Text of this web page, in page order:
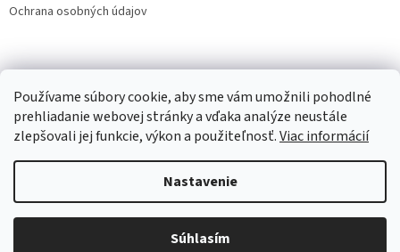
Používame súbory cookie, aby sme vám umožnili pohodlné
prehliadanie webovej stránky a vďaka analýze neustále
zlepšovali jej funkcie, výkon a použiteľnosť.Viac informácií
Nastavenie
Súhlasím
Ochrana osobných údajov
Copyright 2026LESPOL - SERVIS, s.r.o.. Všetky práva vyhradené.
Upraviť nastavenie cookies